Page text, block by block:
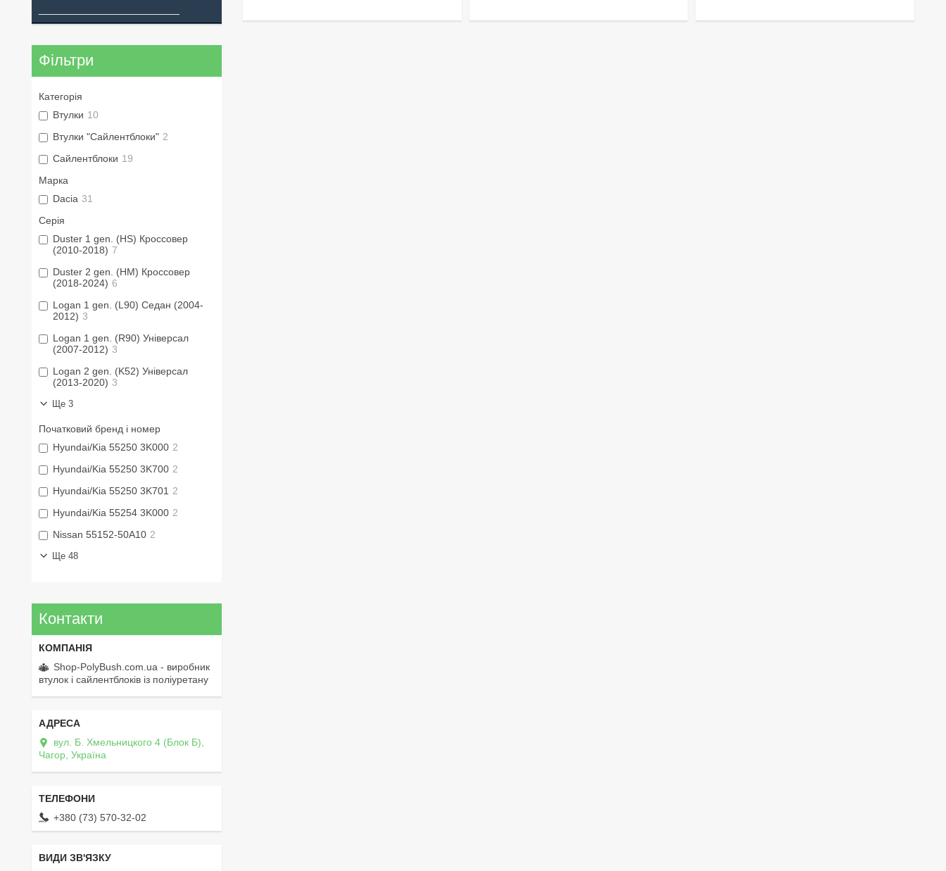
Фільтри
Категорія
Втулки 10
Втулки "Сайлентблоки" 2
Сайлентблоки 19
Марка
Dacia 31
Серія
Duster 1 gen. (HS) Кроссовер
(2010-2018) 7
Duster 2 gen. (HM) Кроссовер
(2018-2024) 6
Logan 1 gen. (L90) Седан (2004-
2012) 3
Logan 1 gen. (R90) Універсал
(2007-2012) 3
Logan 2 gen. (K52) Універсал
(2013-2020) 3
Ще 3
Початковий бренд і номер
Hyundai/Kia 55250 3K000 2
Hyundai/Kia 55250 3K700 2
Hyundai/Kia 55250 3K701 2
Hyundai/Kia 55254 3K000 2
Nissan 55152-50A10 2
Ще 48
Контакти
Shop-PolyBush.com.ua - виробник
втулок і сайлентблоків із поліуретану
вул. Б. Хмельницкого 4 (Блок Б),
Чагор, Україна
+380 (73) 570-32-02